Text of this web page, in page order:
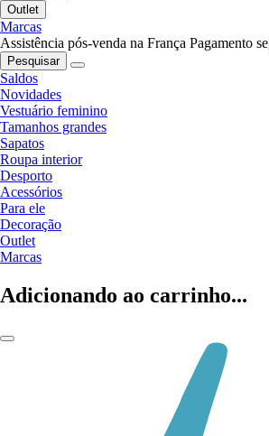
Outlet
Marcas
Assistência pós-venda na França Pagamento
Pesquisar
Saldos
Novidades
Vestuário feminino
Tamanhos grandes
Sapatos
Roupa interior
Desporto
Acessórios
Para ele
Decoração
Outlet
Marcas
Adicionando ao carrinho...